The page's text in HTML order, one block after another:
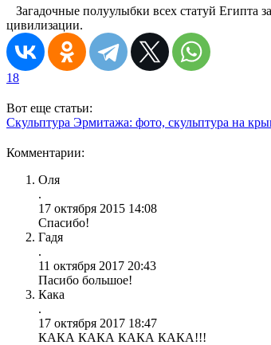
Загадочные полуулыбки всех статуй Египта
цивилизации.
18
Вот еще статьи:
Скульптура Эрмитажа: фото, скульптура на
Комментарии:
Оля
.
17 октября 2015 14:08
Спасибо!
Гадя
.
11 октября 2017 20:43
Пасибо большое!
Кака
.
17 октября 2017 18:47
КАКА КАКА КАКА КАКА!!!